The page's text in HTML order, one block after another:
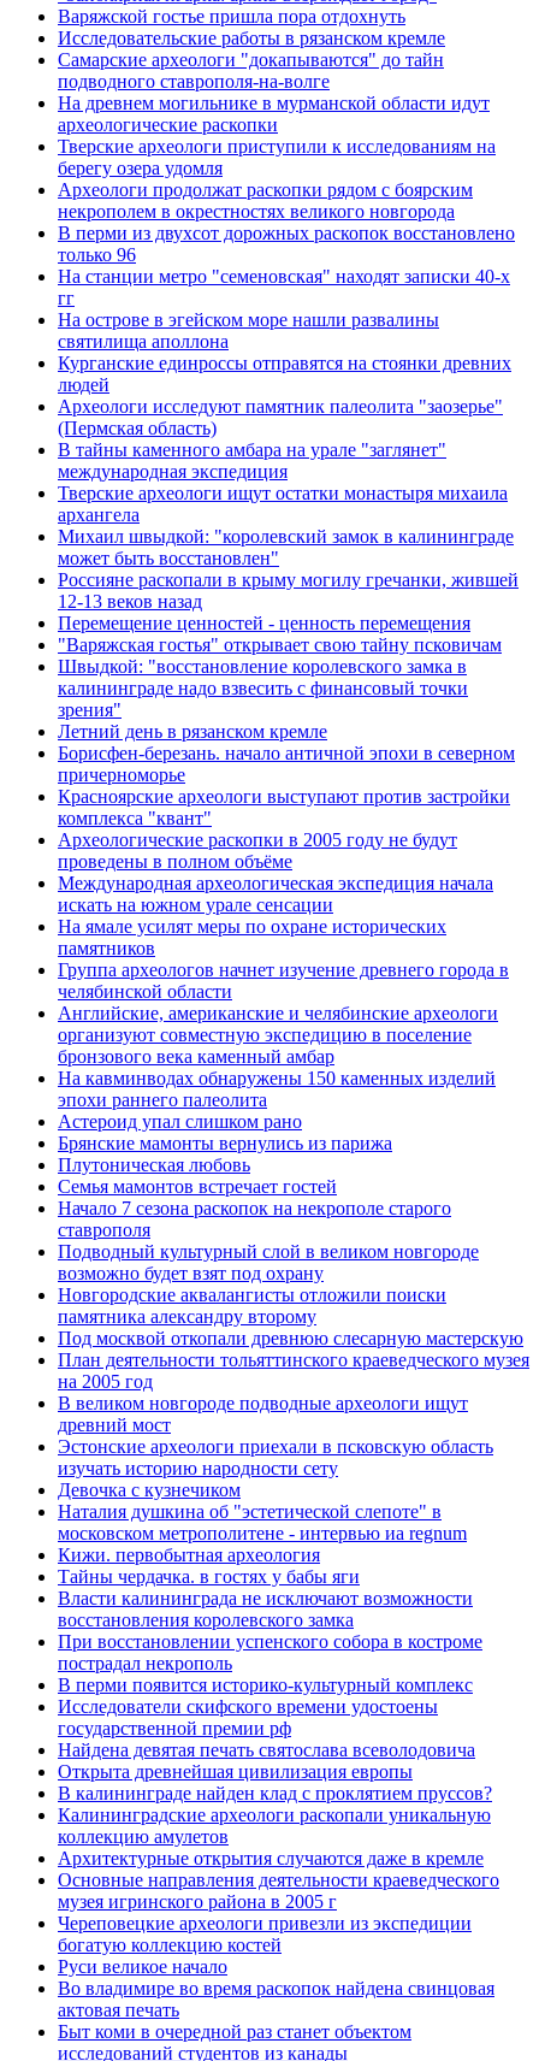
Варяжской гостье пришла пора отдохнуть
Исследовательские работы в рязанском кремле
Самарские археологи "докапываются" до тайн
подводного ставрополя-на-волге
На древнем могильнике в мурманской области идут
археологические раскопки
Тверские археологи приступили к исследованиям на
берегу озера удомля
Археологи продолжат раскопки рядом с боярским
некрополем в окрестностях великого новгорода
В перми из двухсот дорожных раскопок восстановлено
только 96
На станции метро "семеновская" находят записки 40-х
гг
На острове в эгейском море нашли развалины
святилища аполлона
Курганские единроссы отправятся на стоянки древних
людей
Археологи исследуют памятник палеолита "заозерье"
(Пермская область)
В тайны каменного амбара на урале "заглянет"
международная экспедиция
Тверские археологи ищут остатки монастыря михаила
архангела
Михаил швыдкой: "королевский замок в калининграде
может быть восстановлен"
Россияне раскопали в крыму могилу гречанки, жившей
12-13 веков назад
Перемещение ценностей - ценность перемещения
"Варяжская гостья" открывает свою тайну псковичам
Швыдкой: "восстановление королевского замка в
калининграде надо взвесить с финансовый точки
зрения"
Летний день в рязанском кремле
Борисфен-березань. начало античной эпохи в северном
причерноморье
Красноярские археологи выступают против застройки
комплекса "квант"
Археологические раскопки в 2005 году не будут
проведены в полном объёме
Международная археологическая экспедиция начала
искать на южном урале сенсации
На ямале усилят меры по охране исторических
памятников
Группа археологов начнет изучение древнего города в
челябинской области
Английские, американские и челябинские археологи
организуют совместную экспедицию в поселение
бронзового века каменный амбар
На кавминводах обнаружены 150 каменных изделий
эпохи раннего палеолита
Астероид упал слишком рано
Брянские мамонты вернулись из парижа
Плутоническая любовь
Семья мамонтов встречает гостей
Начало 7 сезона раскопок на некрополе старого
ставрополя
Подводный культурный слой в великом новгороде
возможно будет взят под охрану
Новгородские аквалангисты отложили поиски
памятника александру второму
Под москвой откопали древнюю слесарную мастерскую
План деятельности тольяттинского краеведческого музея
на 2005 год
В великом новгороде подводные археологи ищут
древний мост
Эстонские археологи приехали в псковскую область
изучать историю народности сету
Девочка с кузнечиком
Наталия душкина об "эстетической слепоте" в
московском метрополитене - интервью иа regnum
Кижи. первобытная археология
Тайны чердачка. в гостях у бабы яги
Власти калининграда не исключают возможности
восстановления королевского замка
При восстановлении успенского собора в костроме
пострадал некрополь
В перми появится историко-культурный комплекс
Исследователи скифского времени удостоены
государственной премии рф
Найдена девятая печать святослава всеволодовича
Открыта древнейшая цивилизация европы
В калининграде найден клад с проклятием пруссов?
Калининградские археологи раскопали уникальную
коллекцию амулетов
Архитектурные открытия случаются даже в кремле
Основные направления деятельности краеведческого
музея игринского района в 2005 г
Череповецкие археологи привезли из экспедиции
богатую коллекцию костей
Руси великое начало
Во владимире во время раскопок найдена свинцовая
актовая печать
Быт коми в очередной раз станет объектом
исследований студентов из канады